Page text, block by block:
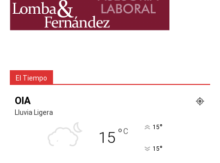
El Tiempo
OIA
Lluvia Ligera
15 °C 15°
15°